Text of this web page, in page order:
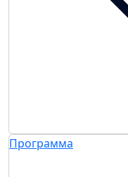
Программа